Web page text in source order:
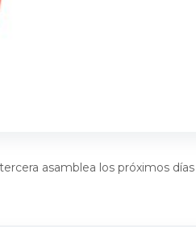
asamblea los próximos días